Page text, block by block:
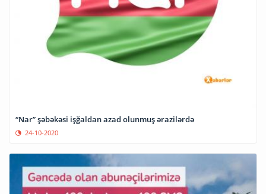
“Nar” şəbəkəsi işğaldan azad olunmuş ərazilərdə
24-10-2020